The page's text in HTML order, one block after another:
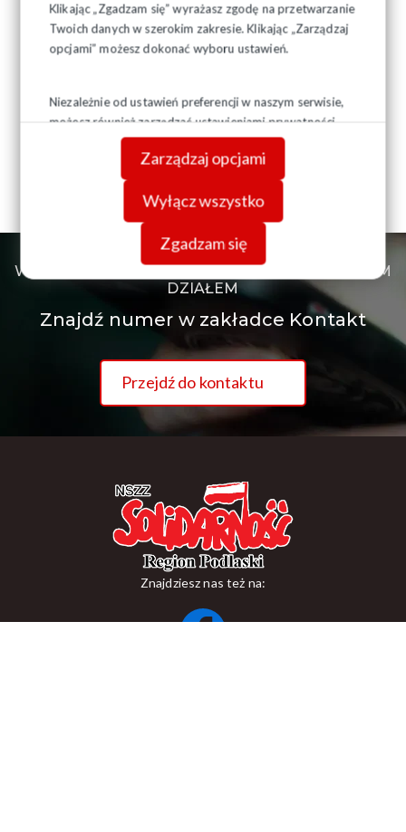
Klikając „Zgadzam się” wyrażasz zgodę na przetwarzanie
Twoich danych w szerokim zakresie. Klikając „Zarządzaj
opcjami” możesz dokonać wyboru ustawień.
Niezależnie od ustawień preferencji w naszym serwisie,
możesz również zarządzać ustawieniami prywatności
swojej przeglądarki. Więcej informacji o przetwarzaniu
danych znajdziesz wPolityce prywatności.
Zarządzaj opcjami
Wyłącz wszystko
Zgadzam się
W RAZIE POTRZEBY KONTAKTU Z KONKRETNYM
DZIAŁEM
Znajdź numer w zakładce Kontakt
Przejdź do kontaktu
Znajdziesz nas też na: